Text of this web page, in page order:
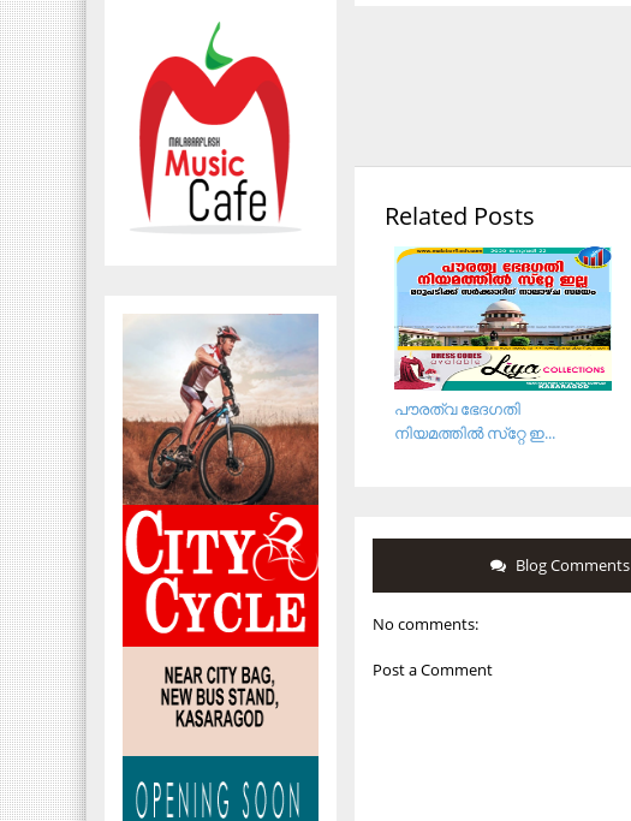
Related Posts
പൗരത്വ ഭേദഗതി
നിയമത്തില്‍ സ്‌റ്റേ ഇ...
Blog Comments
No comments:
Post a Comment